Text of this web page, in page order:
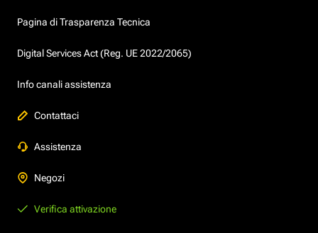
Pagina di Trasparenza Tecnica
Digital Services Act (Reg. UE 2022/2065)
Info canali assistenza
Contattaci
Assistenza
Negozi
Verifica attivazione